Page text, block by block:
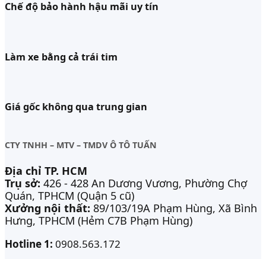
Chế độ bảo hành hậu mãi uy tín
Làm xe bằng cả trái tim
Giá gốc không qua trung gian
CTY TNHH – MTV – TMDV Ô TÔ TUẤN
Địa chỉ TP. HCM
Trụ sở: 426 - 428 An Dương Vương, Phường Chợ
Quán, TPHCM (Quận 5 cũ)
Xưởng nội thất: 89/103/19A Phạm Hùng, Xã Bình
Hưng, TPHCM (Hẻm C7B Phạm Hùng)
Hotline 1: 0908.563.172